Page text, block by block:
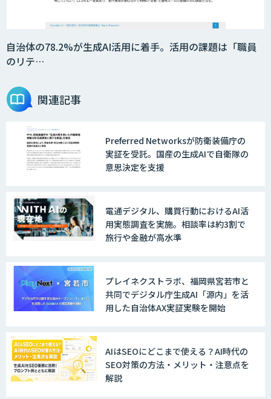
自治体の78.2%が生成AI活用に着手。活用の課題は「職員
のリテ…
関連記事
Preferred Networksが防衛装備庁の
実証を受託。国産の生成AIで自衛隊の
意思決定を支援
電通デジタル、購買行動におけるAI活
用実態調査を実施。相談率は約3割で
旅行や金融が高水準
プレイネクストラボ、福岡県宮若市と
共同でデジタル庁生成AI「源内」を活
用した自治体AX実証実験を開始
AIはSEOにどこまで使える？AI時代の
SEO対策の方法・メリット・注意点を
解説